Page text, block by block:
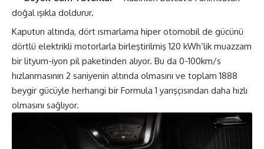
doğal ışıkla doldurur.
Kaputun altında, dört ısmarlama hiper otomobil de gücünü
dörtlü elektrikli motorlarla birleştirilmiş 120 kWh’lik muazzam
bir lityum-iyon pil paketinden alıyor. Bu da 0-100km/s
hızlanmasının 2 saniyenin altında olmasını ve toplam 1888
beygir gücüyle herhangi bir Formula 1 yarışçısından daha hızlı
olmasını sağlıyor.